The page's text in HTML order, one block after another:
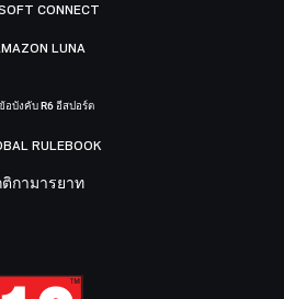
CONNECT
LUNA
อบังคับ R6 อีสปอร์ต
RULEBOOK
ติกามารยาท